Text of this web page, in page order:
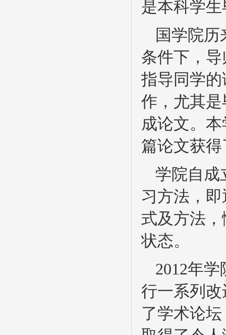
是本科学
国学院
条件下，
指导同学
作，尤其
成论文。
篇论文获
学院自成
习方法，
式及方法
状态。
2012年
行一系列
了学术论